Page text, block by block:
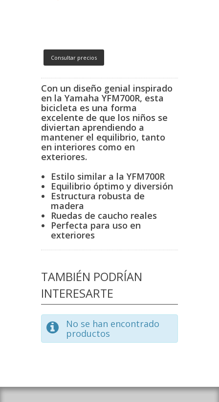
Consultar precios
Con un diseño genial inspirado
en la Yamaha YFM700R, esta
bicicleta es una forma
excelente de que los niños se
diviertan aprendiendo a
mantener el equilibrio, tanto
en interiores como en
exteriores.
Estilo similar a la YFM700R
Equilibrio óptimo y diversión
Estructura robusta de
madera
Ruedas de caucho reales
Perfecta para uso en
exteriores
TAMBIÉN PODRÍAN
INTERESARTE
No se han encontrado
productos